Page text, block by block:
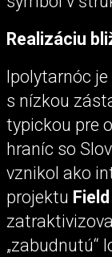
Realizáciu
Ipolytarnóc
s nízkou
typickou pre
hraníc so
vznikol ako
projektu
„zabudnutú“